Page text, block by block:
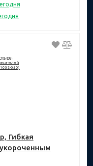
Гибкая